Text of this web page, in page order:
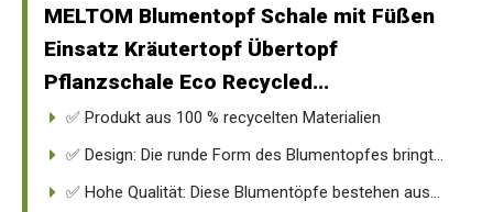
MELTOM Blumentopf Schale mit Füßen
Einsatz Kräutertopf Übertopf
Pflanzschale Eco Recycled...
✅ Produkt aus 100 % recycelten Materialien
✅ Design: Die runde Form des Blumentopfes bringt...
✅ Hohe Qualität: Diese Blumentöpfe bestehen aus...